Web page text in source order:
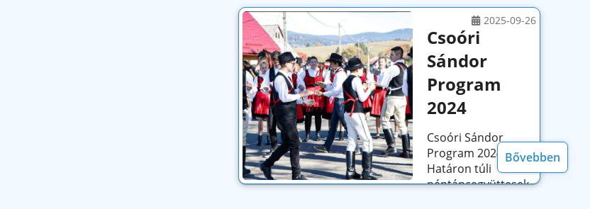
Csoóri
Sándor
Program
2024
Csoóri Sándor
Program 2024 -
Határon túli
néptáncegyüttesek
2025-09-26
Bővebben